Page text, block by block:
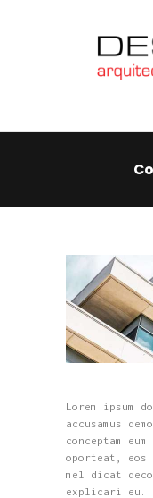
Lorem ipsum
accusamus
conceptam
oporteat, eos
mel dicat
explicari eu.